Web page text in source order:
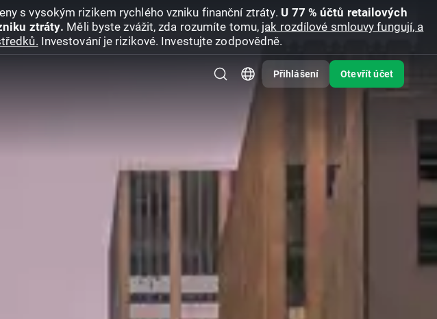
s vysokým rizikem rychlého vzniku finanční ztráty. U 77 % účtů retailových
ztráty. Měli byste zvážit, zda rozumíte tomu, jak rozdílové smlouvy fungují, a
Investování je rizikové. Investujte zodpovědně.
Přihlášení Otevřít účet